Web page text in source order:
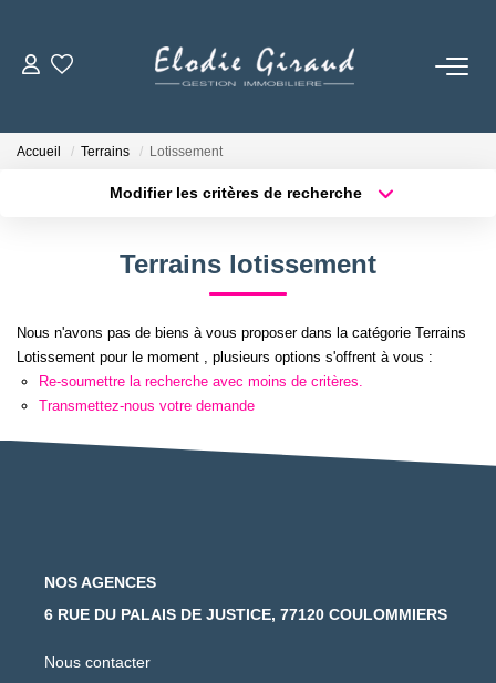
NOS TARIFS
Accueil Terrains Lotissement
Modifier les critères de recherche
Plus de critères Créer une alerte
Terrains lotissement
Nous n'avons pas de biens à vous proposer dans la catégorie Terrains
Lotissement pour le moment , plusieurs options s'offrent à vous :
Re-soumettre la recherche avec moins de critères.
Transmettez-nous votre demande
NOS AGENCES
6 RUE DU PALAIS DE JUSTICE, 77120 COULOMMIERS
Nous contacter